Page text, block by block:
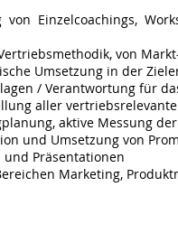
Einzelcoachings,
von
Umsetzung in der
/ Verantwortung für
aller
aktive Messung
und Umsetzung von
und Präsentationen
Marketing,